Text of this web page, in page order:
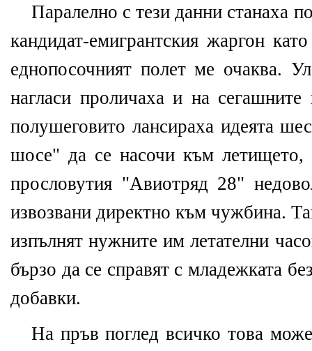
Паралелно с тези данни станаха
кандидат-емигрантския жаргон
еднопосочният полет ме очаква.
нагласи проличаха и на
полушеговито лансираха идеята
шосе" да се насочи към летището,
прословутия "Авиотряд 28"
извозвани директно към чужбина.
изпълнят нужните им летателни
бързо да се справят с младежката
добавки.
На пръв поглед всичко това